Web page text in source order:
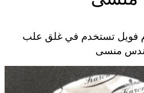
فويل تستخدم في غلق علب
منسى